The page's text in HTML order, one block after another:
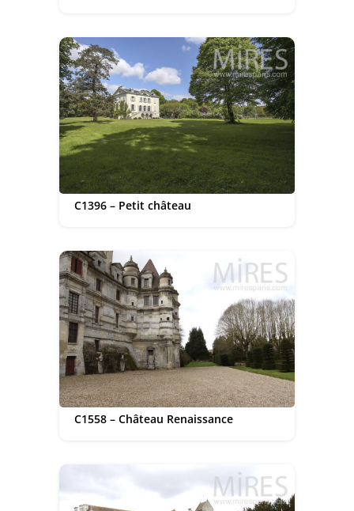
C1396 – Petit château
C1558 – Château Renaissance